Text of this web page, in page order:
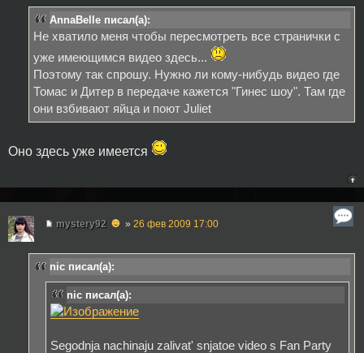
AnnaBelle писал(а):
Не хватило меня чтобы пересмотреть все странички с
уже имеющимся видео здесь...
Поэтому так спрошу. Нужно ли кому-нибудь видео где
Томас и Дитер в передаче кажется "Гинес шоу". Там где
они взбивают яйца и поют Juliet
Оно здесь уже имеется
mystery92 ☻ » 26 фев 2009 17:00
nic писал(а):
nic писал(а):
Segodnja nachinaju zalivat' snjatoe video s Fan Party